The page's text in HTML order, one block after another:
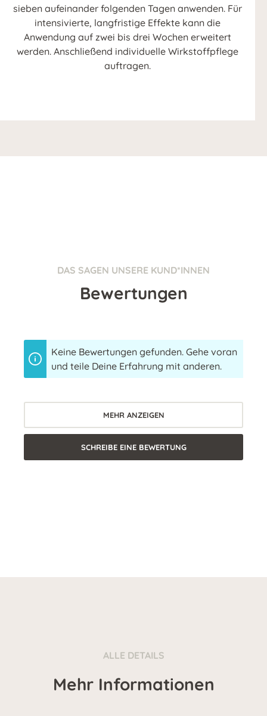
sieben aufeinander folgenden Tagen anwenden. Für
intensivierte, langfristige Effekte kann die
Anwendung auf zwei bis drei Wochen erweitert
werden. Anschließend individuelle Wirkstoffpflege
auftragen.
DAS SAGEN UNSERE KUND*INNEN
Bewertungen
Keine Bewertungen gefunden. Gehe voran
und teile Deine Erfahrung mit anderen.
MEHR ANZEIGEN
SCHREIBE EINE BEWERTUNG
ALLE DETAILS
Mehr Informationen